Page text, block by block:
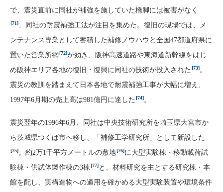
で、震災直前に同社が補強を施していた橋脚には被害がなく
[71]、同社の耐震補強工法が注目を集めた。復旧の現場では、メ
ンテナンス専業として蓄積した補修ノウハウと全国47都道府県に
置いた営業所網 [72]が効き、阪神高速道路や東海道新幹線をはじ
め阪神エリア各地の復旧・復興に同社の技術が投入された [73]。
震災の教訓を踏まえて日本各地で耐震補強工事が大幅に増え、
1997年6月期の売上高は981億円に達した [74]。
震災翌年の1996年6月、同社は中央技術研究所を埼玉県大宮市か
ら茨城県つくば市へ移し、「補修工学研究所」として新設した
[75]。約2万1千平方メートルの敷地[76]に大型実験棟・移動載荷試
験棟・供試体製作棟の3棟[77]と、材料研究を主とする研究棟・本
館を配し、実構造物への適用を確かめる大型実験装置や環境条件